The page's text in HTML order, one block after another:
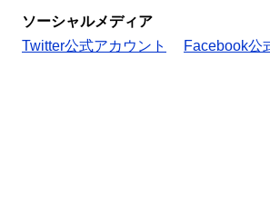
ソーシャルメディア
Twitter公式アカウント
Facebook公